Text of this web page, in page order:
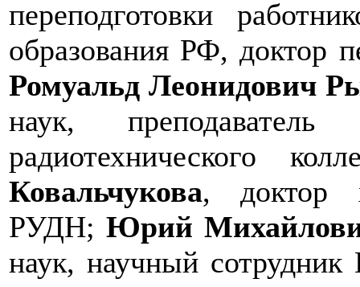
переподготовки
образования РФ, доктор
Ромуальд Леонидович
наук, преподаватель
радиотехнического
Ковальчукова, доктор
РУДН;Юрий
наук, научный